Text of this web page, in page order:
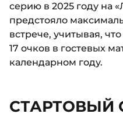
серию в 2025 году на
предстояло
встрече, учитывая,
17 очков в гостевых
календарном году.
СТАРТОВЫЙ